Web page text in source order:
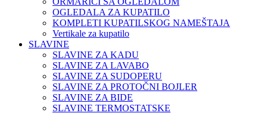
OGLEDALA ZA KUPATILO
KOMPLETI KUPATILSKOG NAMEŠTAJA
Vertikale za kupatilo
SLAVINE
SLAVINE ZA KADU
SLAVINE ZA LAVABO
SLAVINE ZA SUDOPERU
SLAVINE ZA PROTOČNI BOJLER
SLAVINE ZA BIDE
SLAVINE TERMOSTATSKE